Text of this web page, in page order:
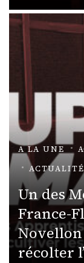
A LA UNE
Un des
France-
récolter